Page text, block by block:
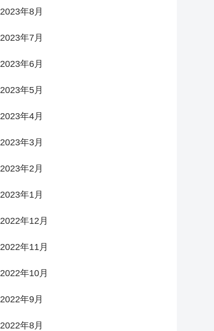
2023年8月
2023年7月
2023年6月
2023年5月
2023年4月
2023年3月
2023年2月
2023年1月
2022年12月
2022年11月
2022年10月
2022年9月
2022年8月